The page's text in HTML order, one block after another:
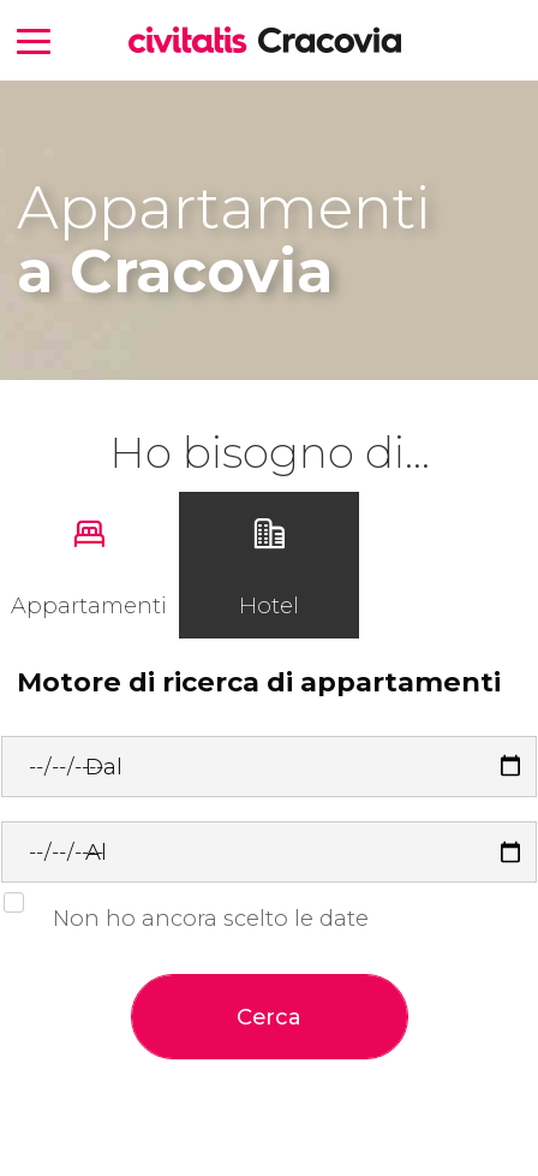
Appartamenti
a Cracovia
Ho bisogno di...
Appartamenti Hotel
Motore di ricerca di appartamenti
Dal
Al
Non ho ancora scelto le date
Cerca